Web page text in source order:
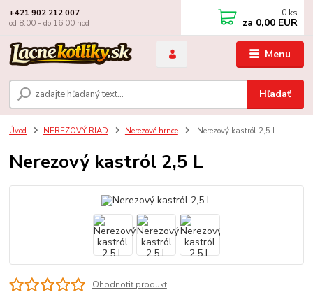
Menu
Hľadať
+421 902 212 007
od 8:00 - do 16:00 hod
0 ks
za 0,00 EUR
Úvod NEREZOVÝ RIAD Nerezové hrnce Nerezový kastról 2,5 L
Nerezový kastról 2,5 L
Ohodnotiť produkt